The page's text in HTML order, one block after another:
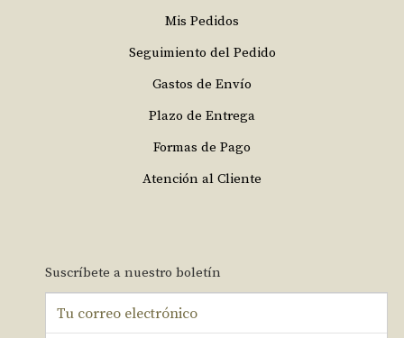
Mis Pedidos
Seguimiento del Pedido
Gastos de Envío
Plazo de Entrega
Formas de Pago
Atención al Cliente
Suscríbete a nuestro boletín